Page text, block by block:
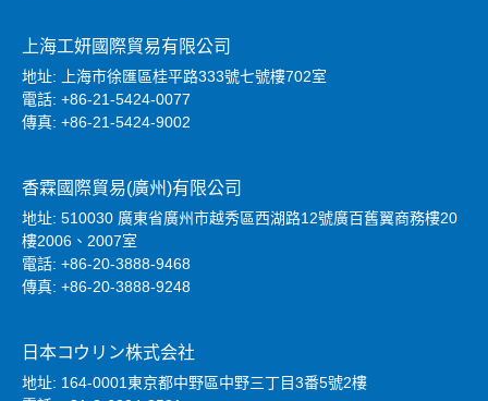
上海工妍國際貿易有限公司
地址: 上海市徐匯區桂平路333號七號樓702室
電話: +86-21-5424-0077
傳真: +86-21-5424-9002
香霖國際貿易(廣州)有限公司
地址: 510030 廣東省廣州市越秀區西湖路12號廣百舊翼商務樓20
樓2006、2007室
電話: +86-20-3888-9468
傳真: +86-20-3888-9248
日本コウリン株式会社
地址: 164-0001東京都中野區中野三丁目3番5號2樓